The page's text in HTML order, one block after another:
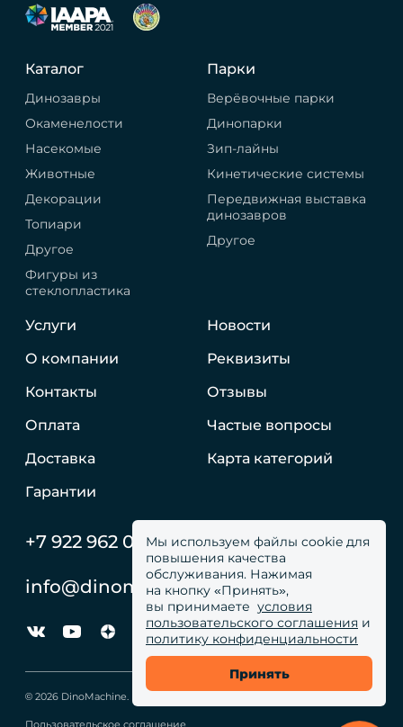
Мы используем файлы cookie для
повышения качества
обслуживания. Нажимая
на кнопку «Принять»,
вы принимаете условия
пользовательского соглашения и
политику конфиденциальности
Принять
Каталог
Динозавры
Окаменелости
Насекомые
Животные
Декорации
Топиари
Другое
Фигуры из
стеклопластика
Парки
Верёвочные парки
Динопарки
Зип-лайны
Кинетические системы
Передвижная выставка
динозавров
Другое
Услуги
О компании
Контакты
Оплата
Доставка
Гарантии
Новости
Реквизиты
Отзывы
Частые вопросы
Карта категорий
+7 922 962 05 59
info@dinomachine.ru
© 2026 DinoMachine. Все права сайта защищены